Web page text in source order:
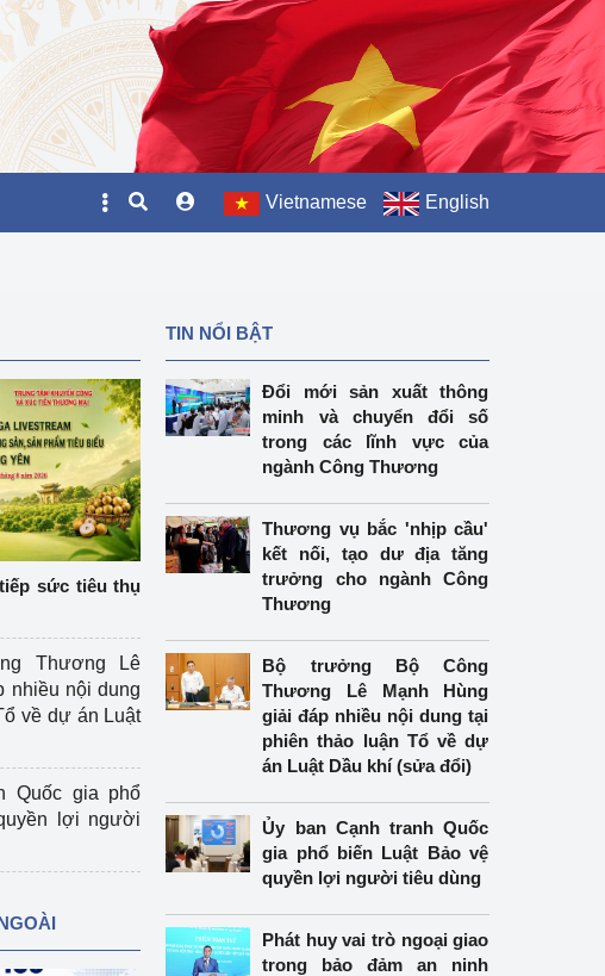
Vietnamese English
sức tiêu thụ
Thương Lê
nhiều nội dung
về dự án Luật
Quốc gia phổ
lợi người
TIN NỔI BẬT
Đổi mới sản xuất thông
minh và chuyển đổi số
trong các lĩnh vực của
ngành Công Thương
Thương vụ bắc 'nhịp cầu'
kết nối, tạo dư địa tăng
trưởng cho ngành Công
Thương
Bộ trưởng Bộ Công
Thương Lê Mạnh Hùng
giải đáp nhiều nội dung tại
phiên thảo luận Tổ về dự
án Luật Dầu khí (sửa đổi)
Ủy ban Cạnh tranh Quốc
gia phổ biến Luật Bảo vệ
quyền lợi người tiêu dùng
Phát huy vai trò ngoại giao
trong bảo đảm an ninh